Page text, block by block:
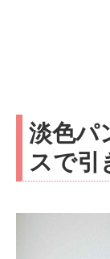
淡色パ
スで引